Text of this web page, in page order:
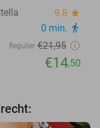
9.8 star
0 min. directions_walk
Regulier €21,95
€14,50